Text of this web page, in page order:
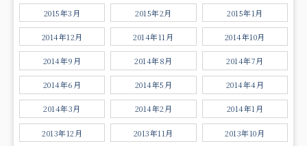
2015年3月 2015年2月 2015年1月
2014年12月 2014年11月 2014年10月
2014年9月 2014年8月 2014年7月
2014年6月 2014年5月 2014年4月
2014年3月 2014年2月 2014年1月
2013年12月 2013年11月 2013年10月